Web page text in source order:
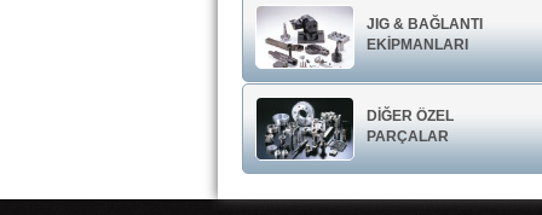
JIG & BAĞLANTI
EKİPMANLARI
DİĞER ÖZEL
PARÇALAR